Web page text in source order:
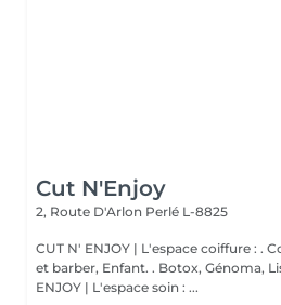
Cut N'Enjoy
2, Route D'Arlon Perlé L-8825
CUT N' ENJOY | L'espace coiffure : . Coiffure Femme, Homme
et barber, Enfant. . Botox, Génoma, Lissage Brésilien. CARE N'
ENJOY | L'espace soin : ...